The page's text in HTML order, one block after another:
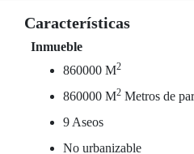
Características
Inmueble
860000 M2
860000 M2 Metros de
9 Aseos
No urbanizable